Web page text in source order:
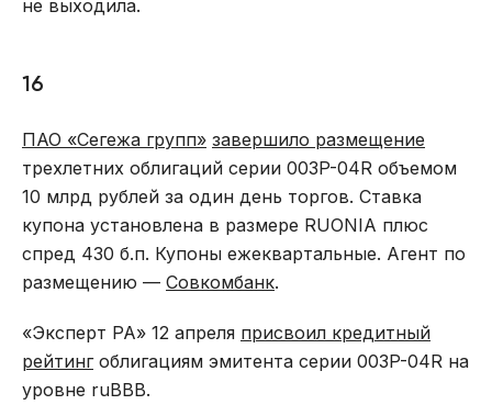
не выходила.
16
ПАО «Сегежа групп» завершило размещение
трехлетних облигаций серии 003P-04R объемом
10 млрд рублей за один день торгов. Ставка
купона установлена в размере RUONIA плюс
спред 430 б.п. Купоны ежеквартальные. Агент по
размещению — Совкомбанк.
«Эксперт РА» 12 апреля присвоил кредитный
рейтингоблигациям эмитента серии 003P-04R на
уровне ruВВВ.